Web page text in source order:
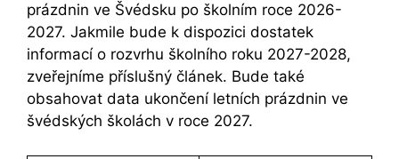
prázdnin ve Švédsku po školním roce 2026-
2027. Jakmile bude k dispozici dostatek
informací o rozvrhu školního roku 2027-2028,
zveřejníme příslušný článek. Bude také
obsahovat data ukončení letních prázdnin ve
švédských školách v roce 2027.